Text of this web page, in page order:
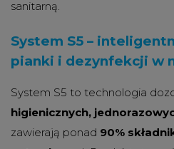
sanitarną.
System S5 –
pianki i dezynfekcji w
System S5 to technologia
higienicznych,
zawierają ponad 90%